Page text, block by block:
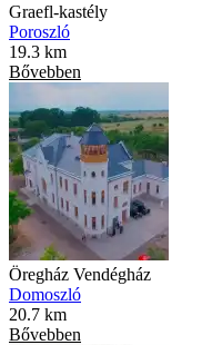
Graefl-kastély
Poroszló
19.3 km
Bővebben
Öregház Vendégház
Domoszló
20.7 km
Bővebben